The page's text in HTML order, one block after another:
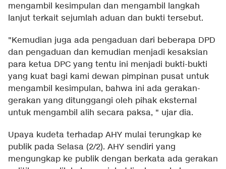
mengambil kesimpulan dan mengambil langkah
lanjut terkait sejumlah aduan dan bukti tersebut.
"Kemudian juga ada pengaduan dari beberapa DPD
dan pengaduan dan kemudian menjadi kesaksian
para ketua DPC yang tentu ini menjadi bukti-bukti
yang kuat bagi kami dewan pimpinan pusat untuk
mengambil kesimpulan, bahwa ini ada gerakan-
gerakan yang ditunggangi oleh pihak eksternal
untuk mengambil alih secara paksa, " ujar dia.
Upaya kudeta terhadap AHY mulai terungkap ke
publik pada Selasa (2/2). AHY sendiri yang
mengungkap ke publik dengan berkata ada gerakan